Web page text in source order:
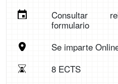
Consultar
formulario
Se imparte
8 ECTS